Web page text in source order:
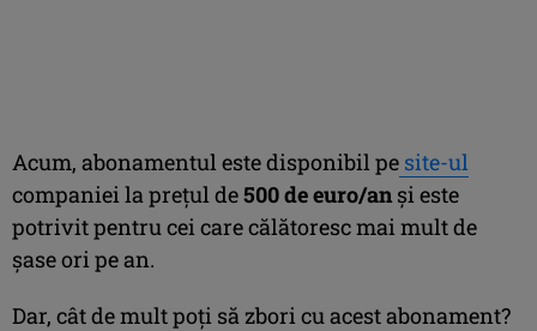
Acum, abonamentul este disponibil pe site-ul
companiei la prețul de500 de euro/anși este
potrivit pentru cei care călătoresc mai mult de
șase ori pe an.
Dar, cât de mult poți să zbori cu acest abonament?